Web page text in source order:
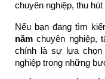
chuyên nghiệp, thu
Nếu bạn đang tìm
năm chuyên nghiệp,
chính là sự lựa chọn
nghiệp trong những